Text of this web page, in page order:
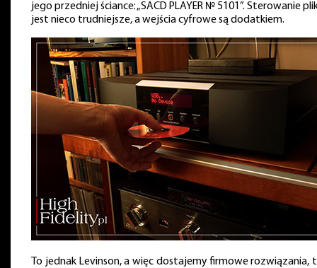
jego przedniej ściance: „SACD PLAYER № 5101”. Sterowanie
jest nieco trudniejsze, a wejścia cyfrowe są dodatkiem.
To jednak Levinson, a więc dostajemy firmowe rozwiązania,